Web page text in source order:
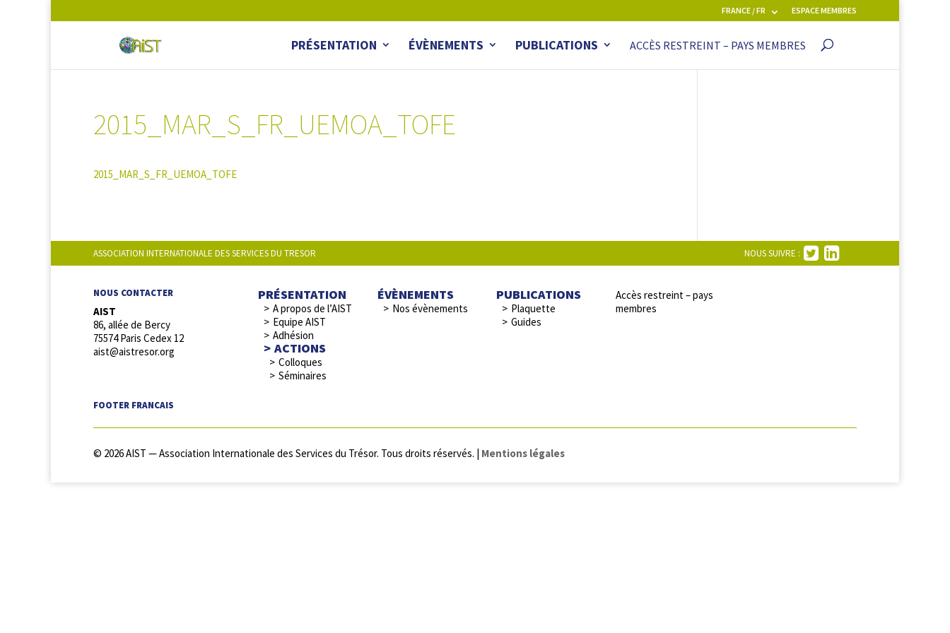
FRANCE / FR ESPACE MEMBRES
PRÉSENTATION ÉVÈNEMENTS PUBLICATIONS ACCÈS RESTREINT – PAYS MEMBRES
2015_MAR_S_FR_UEMOA_TOFE
2015_MAR_S_FR_UEMOA_TOFE
ASSOCIATION INTERNATIONALE DES SERVICES DU TRESOR NOUS SUIVRE :
NOUS CONTACTER
AIST
86, allée de Bercy
75574 Paris Cedex 12
aist@aistresor.org
FOOTER FRANCAIS
PRÉSENTATION
A propos de l’AIST
Equipe AIST
Adhésion
ACTIONS
Colloques
Séminaires
ÉVÈNEMENTS
Nos évènements
PUBLICATIONS
Plaquette
Guides
Accès restreint – pays
membres
© 2026 AIST — Association Internationale des Services du Trésor. Tous droits réservés. | Mentions légales